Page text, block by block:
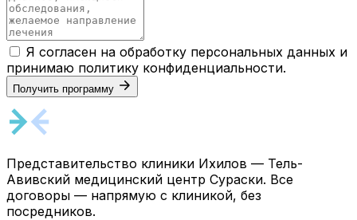
Я согласен на обработку персональных данных и
принимаю политику конфиденциальности.
Получить программу
Представительство клиники Ихилов — Тель-
Авивский медицинский центр Сураски. Все
договоры — напрямую с клиникой, без
посредников.